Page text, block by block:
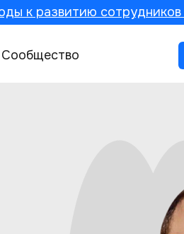
к развитию
Сообщество